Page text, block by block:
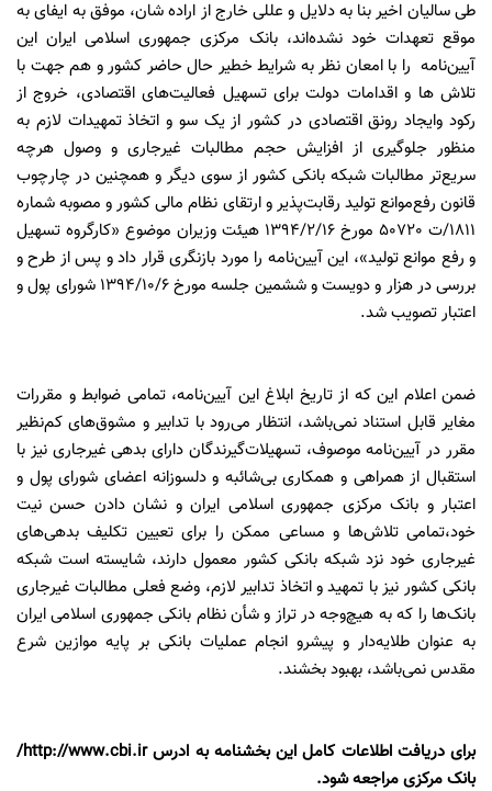
طی سالیان اخیر بنا به دلایل و عللی خارج از اراده ‌شان، موفق به ایفای به
موقع تعهدات خود نشده‌اند، بانک مرکزی جمهوری اسلامی ایران این
آیین‌نامه را با امعان نظر به شرایط خطیر حال حاضر کشور و هم جهت با
تلاش ها و اقدامات دولت برای تسهیل فعالیت‌های اقتصادی، خروج از
رکود وایجاد رونق اقتصادی در کشور از یک سو و اتخاذ تمهیدات لازم به
منظور جلوگیری از افزایش حجم مطالبات غیرجاری و وصول هرچه
سریع‌تر مطالبات شبکه بانکی کشور از سوی دیگر و همچنین در چارچوب
قانون رفع‌موانع تولید رقابت‌پذیر و ارتقای نظام مالی کشور و مصوبه شماره
1811/ت 50720 مورخ 1394/2/16 هیئت وزیران موضوع «کارگروه تسهیل
و رفع موانع تولید»، این آیین‌نامه را مورد بازنگری قرار داد و پس از طرح و
بررسی در هزار و دویست و ششمین جلسه مورخ 1394/10/6 شورای پول و
اعتبار تصویب شد.
ضمن اعلام این که از تاریخ ابلاغ این آیین‌نامه، تمامی ضوابط و مقررات
مغایر قابل استناد نمی‌باشد، انتظار می‌رود با تدابیر و مشوق‌های کم‌نظیر
مقرر در آیین‌نامه موصوف، تسهیلات‌گیرندگان دارای بدهی غیرجاری نیز با
استقبال از همراهی و همکاری بی‌شائبه و دلسوزانه اعضای شورای پول و
اعتبار و بانک مرکزی جمهوری اسلامی ایران و نشان دادن حسن نیت
خود،‌تمامی تلاش‌ها و مساعی ممکن را برای تعیین تکلیف بدهی‌های
غیرجاری خود نزد شبکه بانکی کشور معمول دارند، شایسته است شبکه
بانکی کشور نیز با تمهید و اتخاذ تدابیر لازم، وضع فعلی مطالبات غیرجاری
بانک‌ها را که به هیچ‌وجه در تراز و شأن نظام بانکی جمهوری اسلامی ایران
به عنوان طلایه‌دار و پیشرو انجام عملیات بانکی بر پایه موازین شرع
مقدس نمی‌باشد، بهبود بخشند.
برای دریافت اطلاعات کامل این بخشنامه به ادرس http://www.cbi.ir/
بانک مرکزی مراجعه شود.